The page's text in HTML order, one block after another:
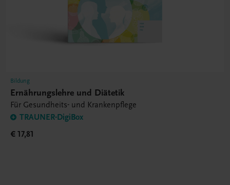
Bildung
Ernährungslehre und Diätetik
Für Gesundheits- und Krankenpflege
TRAUNER-DigiBox
€ 17,81